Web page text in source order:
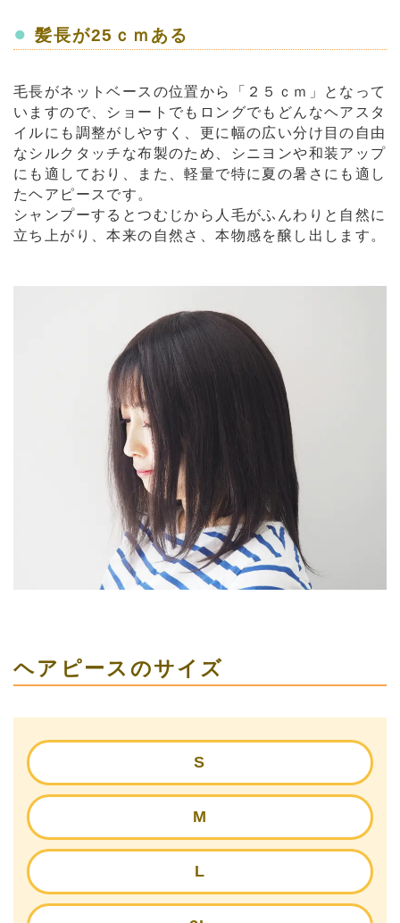
● 髪長が25ｃｍある
毛長がネットベースの位置から「２５ｃｍ」となって
いますので、ショートでもロングでもどんなヘアスタ
イルにも調整がしやすく、更に幅の広い分け目の自由
なシルクタッチな布製のため、シニヨンや和装アップ
にも適しており、また、軽量で特に夏の暑さにも適し
たヘアピースです。
シャンプーするとつむじから人毛がふんわりと自然に
立ち上がり、本来の自然さ、本物感を醸し出します。
ヘアピースのサイズ
S
M
L